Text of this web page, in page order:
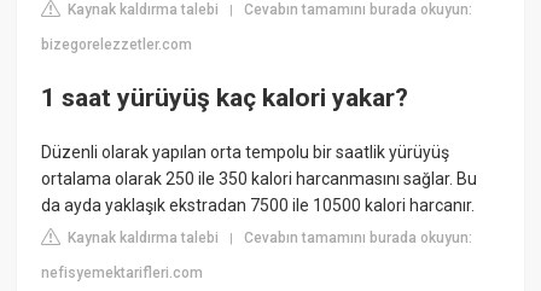
Kaynak kaldırma talebi |Cevabın tamamını burada okuyun:
bizegorelezzetler.com
1 saat yürüyüş kaç kalori yakar?
Düzenli olarak yapılan orta tempolu bir saatlik yürüyüş
ortalama olarak 250 ile 350 kalori harcanmasını sağlar. Bu
da ayda yaklaşık ekstradan 7500 ile 10500 kalori harcanır.
Kaynak kaldırma talebi |Cevabın tamamını burada okuyun:
nefisyemektarifleri.com